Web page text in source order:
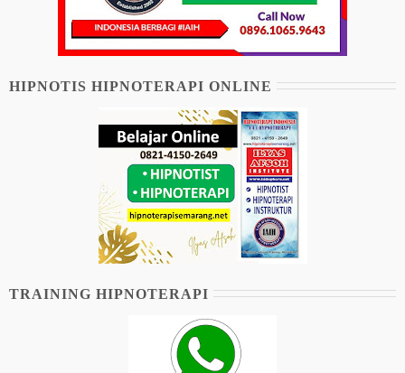
HIPNOTIS HIPNOTERAPI ONLINE
TRAINING HIPNOTERAPI